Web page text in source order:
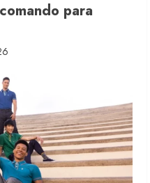
para
assume Movimento
2026